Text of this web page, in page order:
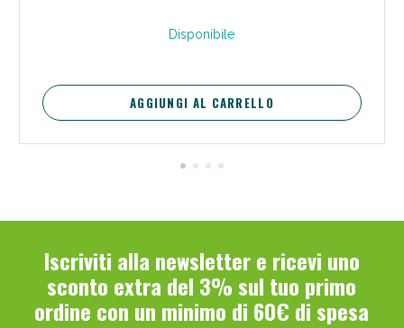
Disponibile
AGGIUNGI AL CARRELLO
Iscriviti alla newsletter e ricevi uno
sconto extra del 3% sul tuo primo
ordine con un minimo di 60€ di spesa